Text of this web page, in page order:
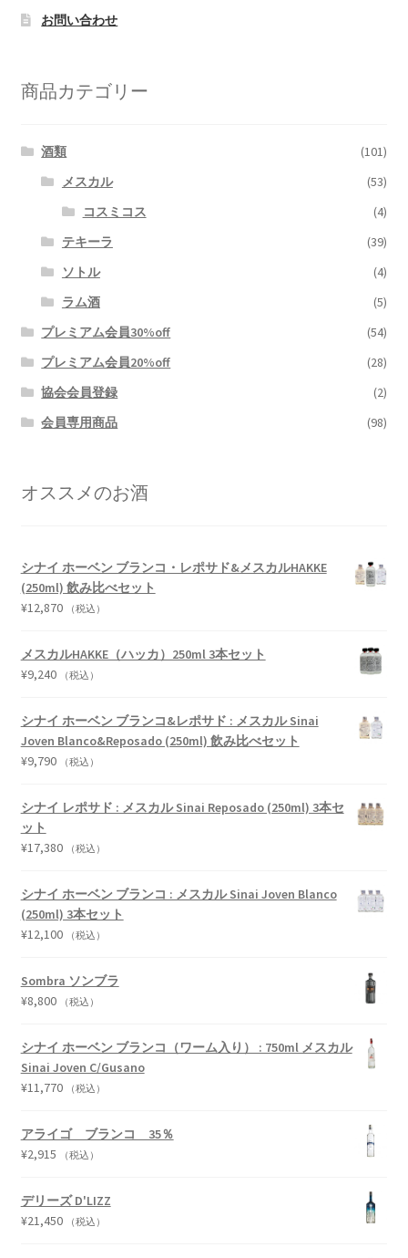
お問い合わせ
商品カテゴリー
酒類
(101)
メスカル
(53)
コスミコス
(4)
テキーラ
(39)
ソトル
(4)
ラム酒
(5)
プレミアム会員30%off
(54)
プレミアム会員20%off
(28)
協会会員登録
(2)
会員専用商品
(98)
オススメのお酒
シナイ ホーベン ブランコ・レポサド&メスカルHAKKE
(250ml) 飲み比べセット
¥12,870 （税込）
メスカルHAKKE（ハッカ）250ml 3本セット
¥9,240 （税込）
シナイ ホーベン ブランコ&レポサド : メスカル Sinai
Joven Blanco&Reposado (250ml) 飲み比べセット
¥9,790 （税込）
シナイ レポサド : メスカル Sinai Reposado (250ml) 3本セ
ット
¥17,380 （税込）
シナイ ホーベン ブランコ : メスカル Sinai Joven Blanco
(250ml) 3本セット
¥12,100 （税込）
Sombra ソンブラ
¥8,800 （税込）
シナイ ホーベン ブランコ（ワーム入り） : 750ml メスカル
Sinai Joven C/Gusano
¥11,770 （税込）
アライゴ ブランコ 35％
¥2,915 （税込）
デリーズ D'LIZZ
¥21,450 （税込）